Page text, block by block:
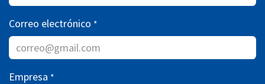
Correo electrónico *
Empresa *